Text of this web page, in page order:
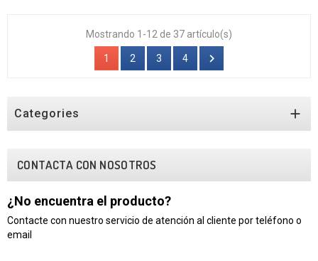
Mostrando 1-12 de 37 artículo(s)
1 2 3 4 
Categories 
CONTACTA CON NOSOTROS
¿No encuentra el producto?
Contacte con nuestro servicio de atención al cliente por teléfono o
email